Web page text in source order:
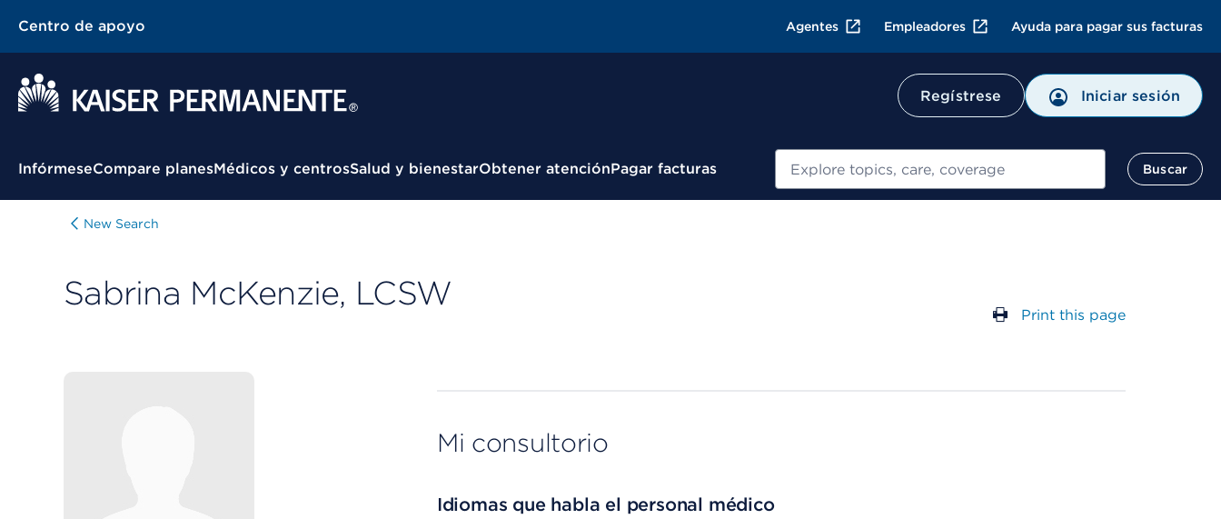
Centro de apoyo Agentes Empleadores Ayuda para pagar sus facturas
Regístrese Iniciar sesión
Menú contextual
InfórmeseCompare planesMédicos y centrosSalud y bienestarObtener atenciónPagar facturas Buscar
Buscar
New Search
Sabrina McKenzie, LCSW
Print this page
Mi consultorio
Idiomas que habla el personal médico